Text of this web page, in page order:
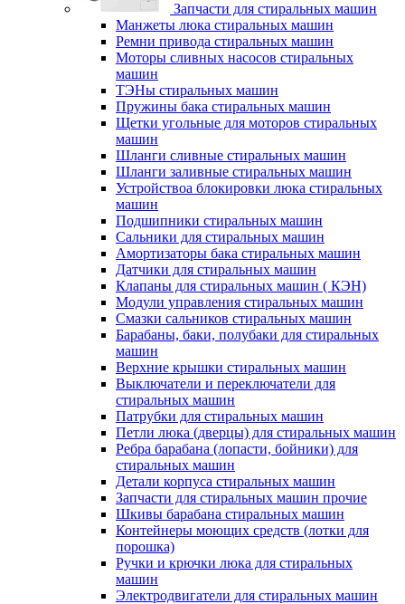
Запчасти для стиральных машин
Манжеты люка стиральных машин
Ремни привода стиральных машин
Моторы сливных насосов стиральных
машин
ТЭНы стиральных машин
Пружины бака стиральных машин
Щетки угольные для моторов стиральных
машин
Шланги сливные стиральных машин
Шланги заливные стиральных машин
Устройствоа блокировки люка стиральных
машин
Подшипники стиральных машин
Сальники для стиральных машин
Амортизаторы бака стиральных машин
Датчики для стиральных машин
Клапаны для стиральных машин ( КЭН)
Модули управления стиральных машин
Смазки сальников стиральных машин
Барабаны, баки, полубаки для стиральных
машин
Верхние крышки стиральных машин
Выключатели и переключатели для
стиральных машин
Патрубки для стиральных машин
Петли люка (дверцы) для стиральных машин
Ребра барабана (лопасти, бойники) для
стиральных машин
Детали корпуса стиральных машин
Запчасти для стиральных машин прочие
Шкивы барабана стиральных машин
Контейнеры моющих средств (лотки для
порошка)
Ручки и крючки люка для стиральных
машин
Электродвигатели для стиральных машин